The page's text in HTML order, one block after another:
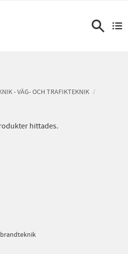
- VÄG- OCH TRAFIKTEKNIK
hittades.